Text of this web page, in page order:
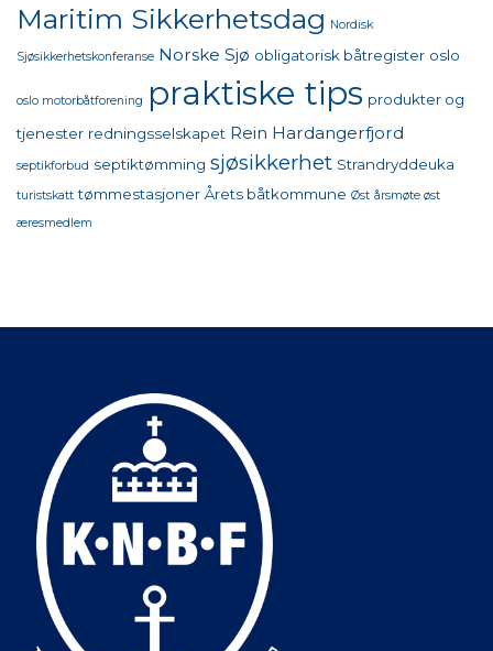
Maritim Sikkerhetsdag Nordisk
Sjøsikkerhetskonferanse Norske Sjø obligatorisk båtregister oslo
oslo motorbåtforening praktiske tips produkter og
tjenester redningsselskapet Rein Hardangerfjord
septikforbud septiktømming sjøsikkerhet Strandryddeuka
turistskatt tømmestasjoner Årets båtkommune Øst årsmøte øst
æresmedlem